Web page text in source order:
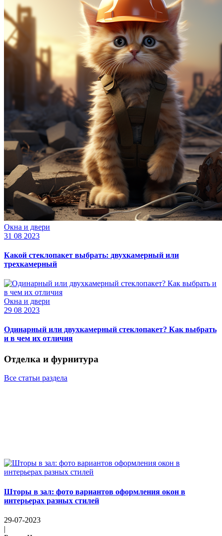
Окна и двери
31 08 2023
Какой стеклопакет выбрать: двухкамерный или
трехкамерный
Окна и двери
29 08 2023
Одинарный или двухкамерный стеклопакет? Как выбрать
и в чем их отличия
Отделка и фурнитура
Все статьи раздела
Шторы в зал: фото вариантов оформления окон в
интерьерах разных стилей
29-07-2023
|